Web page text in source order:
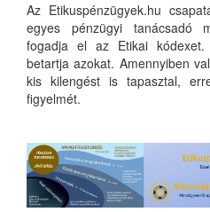
Az Etikuspénzügyek.hu
egyes pénzügyi tanácsadó
fogadja el az Etikai kódexet.
betartja azokat. Amennyiben
kis kilengést is tapasztal,
figyelmét.